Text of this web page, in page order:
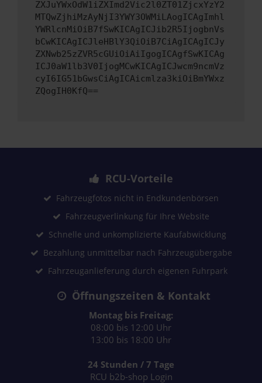
ZXJuYWxOdW1iZXImd2Vic2l0ZT01ZjcxYzY2
MTQwZjhiMzAyNjI3YWY3OWMiLAogICAgImhl
YWRlcnMiOiB7fSwKICAgICJib2R5IjogbnVs
bCwKICAgICJleHBlY3QiOiB7CiAgICAgICJy
ZXNwb25zZVR5cGUiOiAiIgogICAgfSwKICAg
ICJ0aW1lb3V0IjogMCwKICAgICJwcm9ncmVz
cyI6IG51bGwsCiAgICAicmlza3kiOiBmYWxz
ZQogIH0KfQ==
RCU-Vorteile
Fahrzeugfotos nicht in Endkundenbörsen
Fahrzeugverlinkung für Ihre Website
Schnelle und unkomplizierte Kaufabwicklung
Bezahlung unmittelbar nach Fahrzeugübergabe
Fahrzeuganlieferung durch eigenen Fuhrpark
Öffnungszeiten & Kontakt
Montag bis Freitag:
08:00 bis 12:00 Uhr
13:00 bis 18:00 Uhr
24 Stunden / 7 Tage
RCU b2b-shop Login